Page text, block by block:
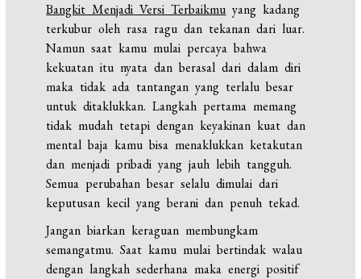
Bangkit Menjadi Versi Terbaikmu yang kadang
terkubur oleh rasa ragu dan tekanan dari luar.
Namun saat kamu mulai percaya bahwa
kekuatan itu nyata dan berasal dari dalam diri
maka tidak ada tantangan yang terlalu besar
untuk ditaklukkan. Langkah pertama memang
tidak mudah tetapi dengan keyakinan kuat dan
mental baja kamu bisa menaklukkan ketakutan
dan menjadi pribadi yang jauh lebih tangguh.
Semua perubahan besar selalu dimulai dari
keputusan kecil yang berani dan penuh tekad.
Jangan biarkan keraguan membungkam
semangatmu. Saat kamu mulai bertindak walau
dengan langkah sederhana maka energi positif